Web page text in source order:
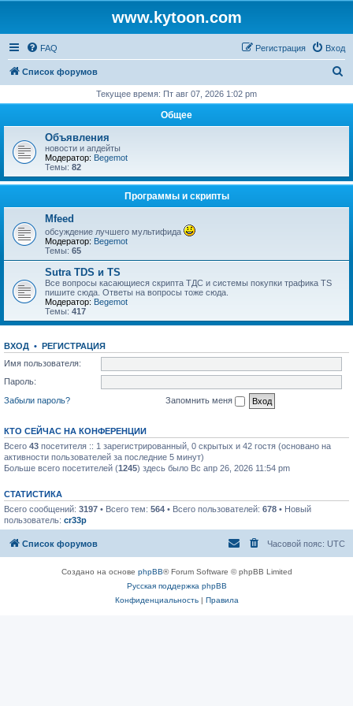
www.kytoon.com
FAQ Вход
Регистрация
Список форумов
с
Текущее время: Пт авг 07, 2026 1:02 pm
Общее
Объявления
новости и апдейты
Модератор: Begemot
Темы: 82
Программы и скрипты
Mfeed
обсуждение лучшего мультифида
Модератор: Begemot
Темы: 65
Sutra TDS и TS
Все вопросы касающиеся скрипта ТДС и системы покупки трафика TS
пишите сюда. Ответы на вопросы тоже сюда.
Модератор: Begemot
Темы: 417
ВХОД • РЕГИСТРАЦИЯ
Имя пользователя:
Пароль:
Забыли пароль?
Запомнить меня
КТО СЕЙЧАС НА КОНФЕРЕНЦИИ
Всего 43 посетителя :: 1 зарегистрированный, 0 скрытых и 42 гостя (основано на
активности пользователей за последние 5 минут)
Больше всего посетителей (1245) здесь было Вс апр 26, 2026 11:54 pm
СТАТИСТИКА
Всего сообщений: 3197 • Всего тем: 564 • Всего пользователей: 678 • Новый
пользователь: cr33p
Список форумов Часовой пояс: UTC
Создано на основе phpBB® Forum Software © phpBB Limited
Русская поддержка phpBB
Конфиденциальность| Правила